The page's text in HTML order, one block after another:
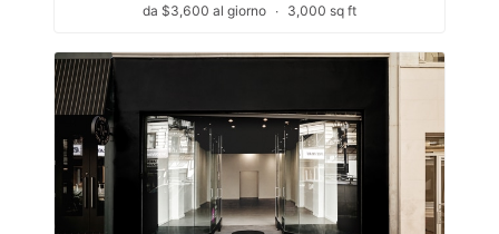
da $3,600 al giorno ∙ 3,000 sq ft